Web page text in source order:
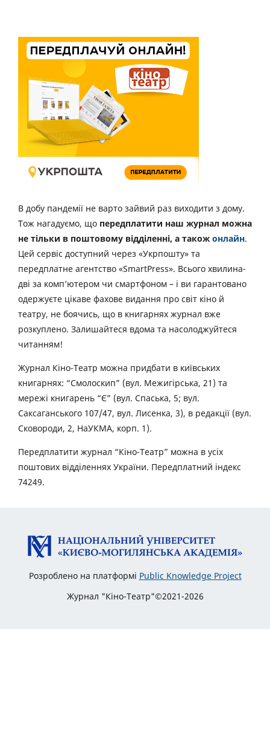
В добу пандемії не варто зайвий раз виходити з дому.
Тож нагадуємо, що передплатити наш журнал можна
не тільки в поштовому відділенні, а також онлайн.
Цей сервіс доступний через «Укрпошту» та
передплатне агентство «SmartPress». Всього хвилина-
дві за комп’ютером чи смартфоном – і ви гарантовано
одержуєте цікаве фахове видання про світ кіно й
театру, не боячись, що в книгарнях журнал вже
розкуплено. Залишайтеся вдома та насолоджуйтеся
читанням!
Журнал Кіно-Театр можна придбати в київських
книгарнях: “Смолоскип” (вул. Межигірська, 21) та
мережі книгарень “Є” (вул. Спаська, 5; вул.
Саксаганського 107/47, вул. Лисенка, 3), в редакції (вул.
Сковороди, 2, НаУКМА, корп. 1).
Передплатити журнал “Кіно-Театр” можна в усіх
поштових відділеннях України. Передплатний індекс
74249.
Розроблено на платформі Public Knowledge Project
Журнал "Кіно-Театр"©2021-2026